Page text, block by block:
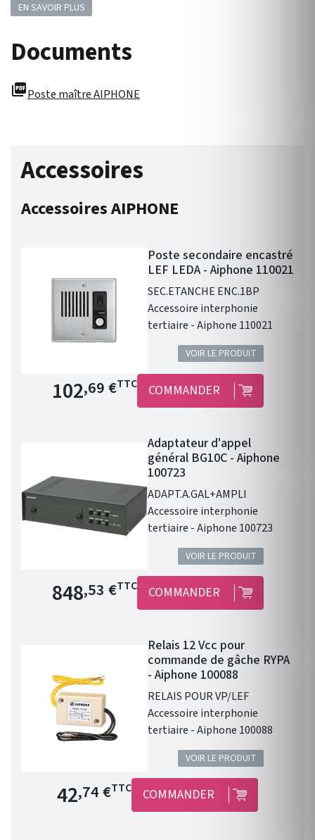
EN SAVOIR PLUS
Documents
picture_as_pdfPoste maître AIPHONE
Accessoires
Accessoires AIPHONE
Poste secondaire encastré
LEF LEDA - Aiphone 110021
SEC.ETANCHE ENC.1BP
Accessoire interphonie
tertiaire - Aiphone 110021
VOIR LE PRODUIT
Prix de base
102,69 €TTC COMMANDER
Adaptateur d'appel
général BG10C - Aiphone
100723
ADAPT.A.GAL+AMPLI
Accessoire interphonie
tertiaire - Aiphone 100723
VOIR LE PRODUIT
Prix de base
848,53 €TTC COMMANDER
Relais 12 Vcc pour
commande de gâche RYPA
- Aiphone 100088
RELAIS POUR VP/LEF
Accessoire interphonie
tertiaire - Aiphone 100088
VOIR LE PRODUIT
Prix de base
42,74 €TTC COMMANDER